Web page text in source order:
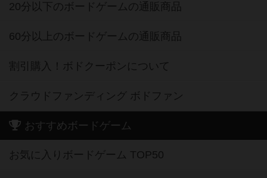
20分以下のボードゲームの通販商品
60分以上のボードゲームの通販商品
割引購入！ボドクーポンについて
クラウドファンディング ボドファン
おすすめボードゲーム
お気に入りボードゲーム TOP50